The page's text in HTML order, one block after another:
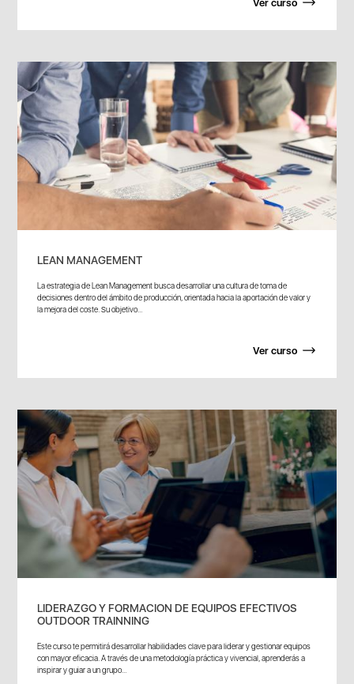
Ver curso
LEAN MANAGEMENT
La estrategia de Lean Management busca desarrollar una cultura de toma de
decisiones dentro del ámbito de producción, orientada hacia la aportación de valor y
la mejora del coste. Su objetivo...
Ver curso
LIDERAZGO Y FORMACION DE EQUIPOS EFECTIVOS
OUTDOOR TRAINNING
Este curso te permitirá desarrollar habilidades clave para liderar y gestionar equipos
con mayor eficacia. A través de una metodología práctica y vivencial, aprenderás a
inspirar y guiar a un grupo...